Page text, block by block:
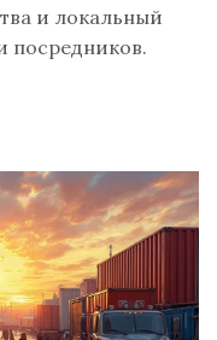
и локальный
посредников.